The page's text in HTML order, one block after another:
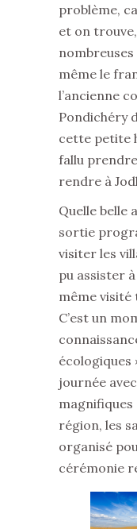
problème,
et on
même le
l’ancienne
Pondichéry
cette petite
fallu
rendre à
Quelle belle
sortie
visiter les
pu assister
même visité
C’est un
écologiques
journée
magnifiques
région, les
organisé
cérémonie